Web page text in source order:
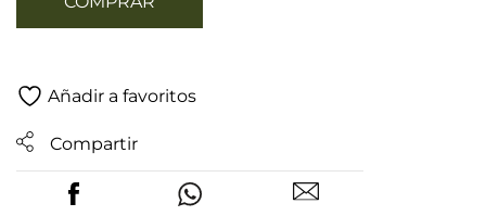
Añadir a favoritos
Compartir